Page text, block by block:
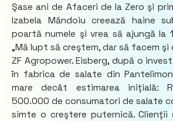
Şase ani de Afaceri de la Zero şi
Izabela Măndoiu creează haine
poartă numele şi vrea să ajungă la
„Mă lupt să creştem, dar să facem şi
ZF Agropower. Eisberg, după o
în fabrica de salate din
mare decât estimarea iniţială:
500.000 de consumatori de salate
simte o creştere puternică. Clienţii